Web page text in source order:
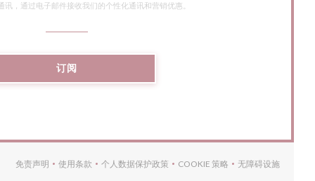
讯，通过电子邮件接收我们的个性化通讯和营销优惠。
订阅
免责声明
((在新窗口中打开))
使用条款
((在新窗口中打开))
个人数据保护政策
((在新窗口中打开))
COOKIE 策略
((在新窗口中打开))
无障碍设施
((在新窗口中